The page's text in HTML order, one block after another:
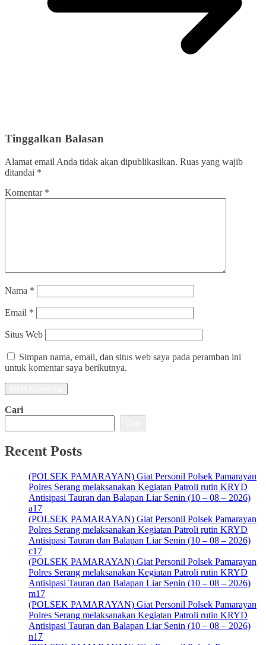
Tinggalkan Balasan
Alamat email Anda tidak akan dipublikasikan. Ruas yang wajib
ditandai *
Komentar *
Nama *
Email *
Situs Web
Simpan nama, email, dan situs web saya pada peramban ini
untuk komentar saya berikutnya.
Cari
Recent Posts
(POLSEK PAMARAYAN) Giat Personil Polsek Pamarayan
Polres Serang melaksanakan Kegiatan Patroli rutin KRYD
Antisipasi Tauran dan Balapan Liar Senin (10 – 08 – 2026)
a17
(POLSEK PAMARAYAN) Giat Personil Polsek Pamarayan
Polres Serang melaksanakan Kegiatan Patroli rutin KRYD
Antisipasi Tauran dan Balapan Liar Senin (10 – 08 – 2026)
c17
(POLSEK PAMARAYAN) Giat Personil Polsek Pamarayan
Polres Serang melaksanakan Kegiatan Patroli rutin KRYD
Antisipasi Tauran dan Balapan Liar Senin (10 – 08 – 2026)
m17
(POLSEK PAMARAYAN) Giat Personil Polsek Pamarayan
Polres Serang melaksanakan Kegiatan Patroli rutin KRYD
Antisipasi Tauran dan Balapan Liar Senin (10 – 08 – 2026)
n17